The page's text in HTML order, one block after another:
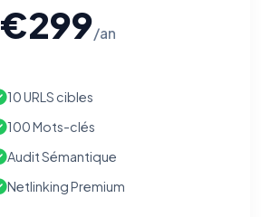
€299/an
10 URLS cibles
100 Mots-clés
Audit Sémantique
Netlinking Premium